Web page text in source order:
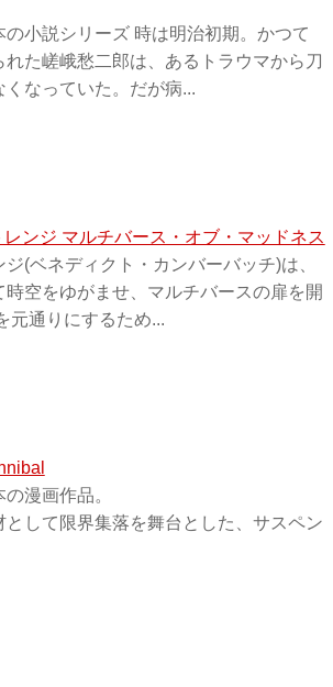
小説シリーズ 時は明治初期。かつて
た嵯峨愁二郎は、あるトラウマから刀
くなっていた。だが病...
レンジ マルチバース・オブ・マッドネス
ジ(ベネディクト・カンバーバッチ)は、
空をゆがませ、マルチバースの扉を開
元通りにするため...
漫画作品。
として限界集落を舞台とした、サスペン